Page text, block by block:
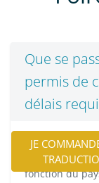
JE
Que se
permis de
délais
Si vous
12 mois (ou
fonction du